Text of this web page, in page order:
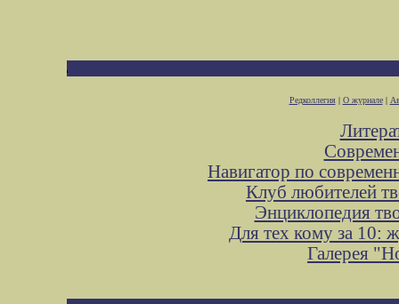
Редколлегия| О журнале|
Навигатор по
Клуб любителей
Энциклопедия
Для тех кому за 10:
Галерея